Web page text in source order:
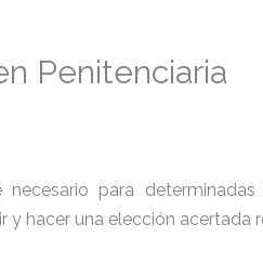
Penitenciaria
para determinadas
y hacer una elección